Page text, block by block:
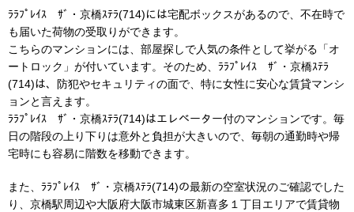
ﾗﾗﾌﾟﾚｲｽ ｻﾞ・京橋ｽﾃﾗ(714)には宅配ボックスがあるので、不在時で
も届いた荷物の受取りができます。
こちらのマンションには、部屋探しで人気の条件として挙がる「オ
ートロック」が付いています。そのため、ﾗﾗﾌﾟﾚｲｽ ｻﾞ・京橋ｽﾃﾗ
(714)は、防犯やセキュリティの面で、特に女性に安心な賃貸マンシ
ョンと言えます。
ﾗﾗﾌﾟﾚｲｽ ｻﾞ・京橋ｽﾃﾗ(714)はエレベーター付のマンションです。毎
日の階段の上り下りは意外と負担が大きいので、毎朝の通勤時や帰
宅時にも容易に階数を移動できます。
また、ﾗﾗﾌﾟﾚｲｽ ｻﾞ・京橋ｽﾃﾗ(714)の最新の空室状況のご確認でした
り、京橋駅周辺や大阪府大阪市城東区新喜多１丁目エリアで賃貸物